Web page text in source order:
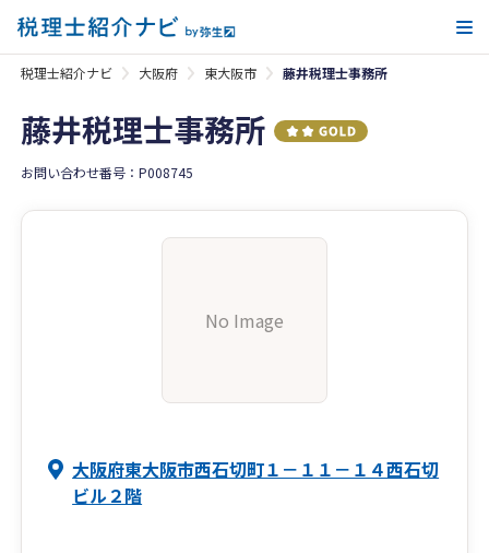
税理士紹介ナビ 大阪府 東大阪市 藤井税理士事務所
藤井税理士事務所
お問い合わせ番号：P008745
No Image
大阪府東大阪市西石切町１－１１－１４西石切
ビル２階